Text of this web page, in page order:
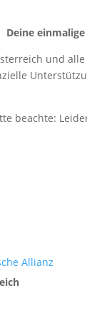
Deine
und
beachte: